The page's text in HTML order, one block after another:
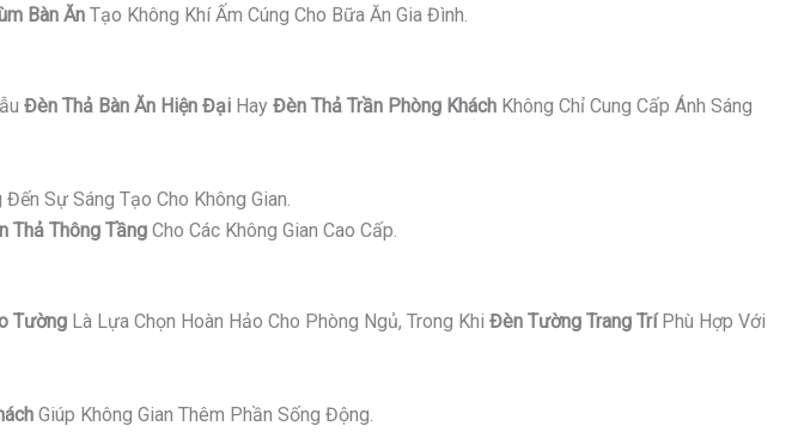
Bàn Ăn Tạo Không Khí Ấm Cúng Cho Bữa Ăn Gia Đình.
Đèn Thả Bàn Ăn Hiện Đại Hay Đèn Thả Trần Phòng Khách Không Chỉ Cung Cấp Ánh Sáng
Sự Sáng Tạo Cho Không Gian.
Thả Thông Tầng Cho Các Không Gian Cao Cấp.
Tường Là Lựa Chọn Hoàn Hảo Cho Phòng Ngủ, Trong Khi Đèn Tường Trang TríPhù Hợp Với
Giúp Không Gian Thêm Phần Sống Động.